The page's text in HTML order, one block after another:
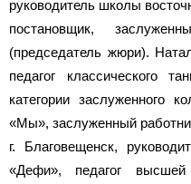
руководитель школы
постановщик,
(председатель жюри).
педагог классического
категории заслуженного
«Мы», заслуженный
г. Благовещенск,
«Дефи», педагог высшей